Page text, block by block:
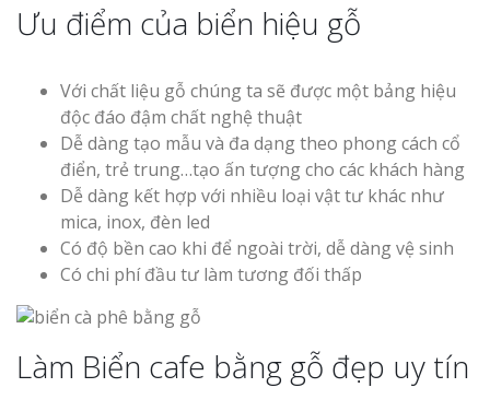
Ưu điểm của biển hiệu gỗ
Với chất liệu gỗ chúng ta sẽ được một bảng hiệu
độc đáo đậm chất nghệ thuật
Dễ dàng tạo mẫu và đa dạng theo phong cách cổ
điển, trẻ trung…tạo ấn tượng cho các khách hàng
Dễ dàng kết hợp với nhiều loại vật tư khác như
mica, inox, đèn led
Có độ bền cao khi để ngoài trời, dễ dàng vệ sinh
Có chi phí đầu tư làm tương đối thấp
Làm Biển cafe bằng gỗ đẹp uy tín
Thi Công
Nghệ An Nâng Tầm
Hiệu
Làm Hộp